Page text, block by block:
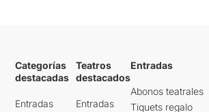
Categorías
destacadas
Entradas
Teatros
destacados
Entradas
Entradas
Abonos teatrales
Tiquets regalo